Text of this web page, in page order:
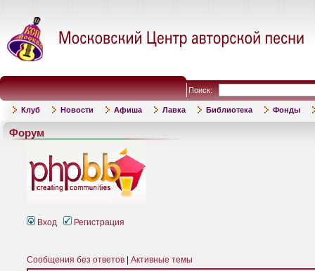
Поиск:
Клуб Новости Афиша Лавка Библиотека Фонды
Форум
Вход Регистрация
Сообщения без ответов Активные темы